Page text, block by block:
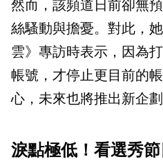
然而，該頻道日前卻無
絲騷動與擔憂。對此，
雲》專訪時表示，因為
帳號，才停止更目前的
心，未來也將推出新企劃
淚點極低！看選秀